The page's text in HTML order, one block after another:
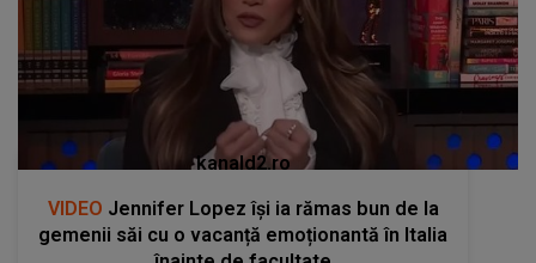
kanald2.ro
VIDEO Jennifer Lopez își ia rămas bun de la
gemenii săi cu o vacanță emoționantă în Italia